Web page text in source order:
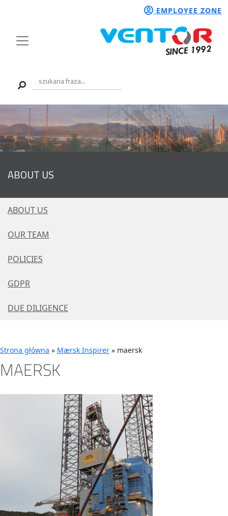
EMPLOYEE ZONE
ABOUT US
ABOUT US
OUR TEAM
POLICIES
GDPR
DUE DILIGENCE
Strona główna » Mærsk Inspirer » maersk
MAERSK